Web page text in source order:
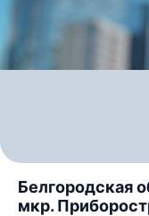
Белгородская
мкр.